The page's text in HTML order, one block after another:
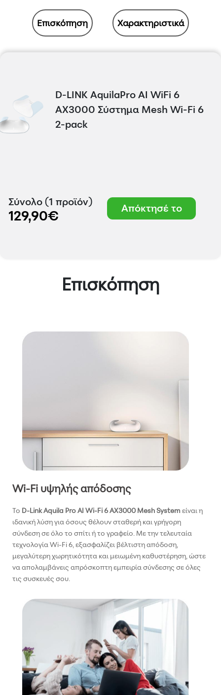
Επισκόπηση Χαρακτηριστικά
D-LINK AquilaPro AI WiFi 6
AX3000 Σύστημα Mesh Wi-Fi 6
2-pack
Σύνολο (1 προϊόν)
129,90€ Απόκτησέ το
Επισκόπηση